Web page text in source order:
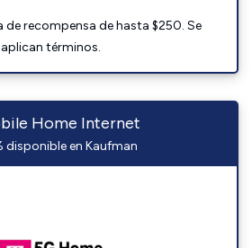
de recompensa de hasta $250. Se
aplican términos.
Home Internet
disponible en Kaufman